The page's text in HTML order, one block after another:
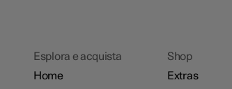
Esplora e acquista
Home
Shop
Extras